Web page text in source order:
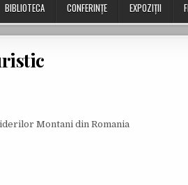
BIBLIOTECA CONFERINŢE EXPOZIȚII
Montani din Romania